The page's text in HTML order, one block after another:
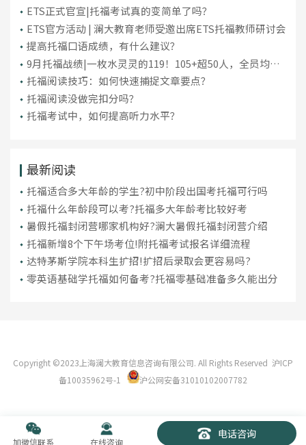
牌，纽大重回TOP30！
ETS正式官宣|托福考试真的变简单了吗？
ETS官方活动 | 澜大教育老师受邀出席ETS托福教师研讨会
提高托福口语成绩，有什么建议？
9月托福战绩|一枚水灵灵的119！105+超50人，全员均分
破百！
托福阅读技巧：如何快速捕捉文章要点？
托福阅读没做完扣分吗？
托福考试中，如何提高听力水平？
最新阅读
托福适合多大年龄的学生?初中阶段出国考托福可行吗
托福什么年龄段可以考?托福多大年龄考比较好考
暑假托福封闭营哪家机构好?澜大暑假托福封闭营介绍
托福新增8个下午场考位!附托福考试报名详细流程
达特茅斯学院本科生扩招!扩招后录取会更容易吗?
零英语基础学托福如何备考?托福零基础准备多久能出分
Copyright ©2023上海澜大教育信息咨询有限公司. All Rights Reserved 沪ICP
备10035962号-1
沪公网安备31010102007782
加微信联系 在线咨询
电话咨询